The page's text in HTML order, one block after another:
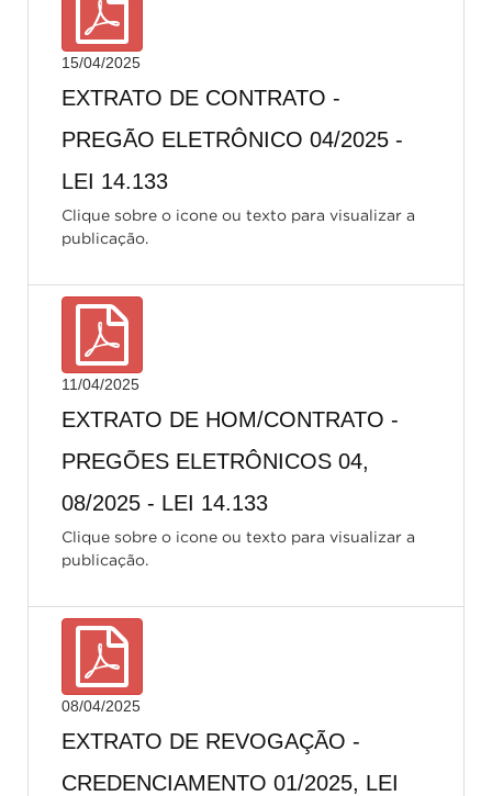
15/04/2025
EXTRATO DE CONTRATO -
PREGÃO ELETRÔNICO 04/2025 -
LEI 14.133
Clique sobre o icone ou texto para visualizar a
publicação.
11/04/2025
EXTRATO DE HOM/CONTRATO -
PREGÕES ELETRÔNICOS 04,
08/2025 - LEI 14.133
Clique sobre o icone ou texto para visualizar a
publicação.
08/04/2025
EXTRATO DE REVOGAÇÃO -
CREDENCIAMENTO 01/2025, LEI